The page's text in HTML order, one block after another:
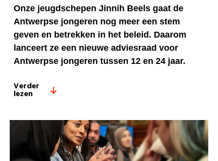
Onze jeugdschepen Jinnih Beels gaat de
Antwerpse jongeren nog meer een stem
geven en betrekken in het beleid. Daarom
lanceert ze een nieuwe adviesraad voor
Antwerpse jongeren tussen 12 en 24 jaar.
Verder
lezen